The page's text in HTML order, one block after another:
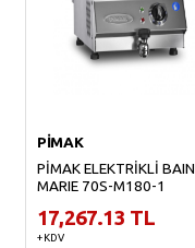
PİMAK
PİMAK ELEKTRİKLİ BAIN
MARIE 70S-M180-1
17,267.13 TL
+ KDV